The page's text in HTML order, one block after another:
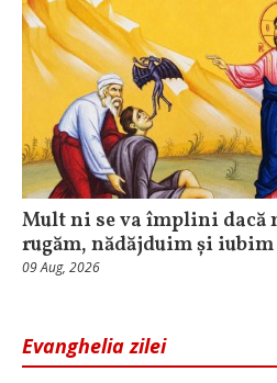
Mult ni se va împlini dacă
rugăm, nădăjduim și iubim
09 Aug, 2026
Evanghelia zilei